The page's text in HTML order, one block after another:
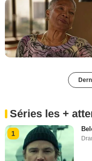
Séries les +
1